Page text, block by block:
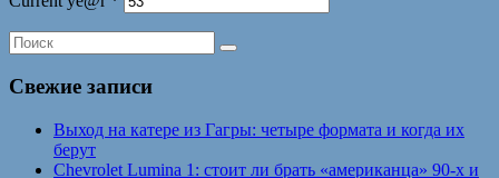
Свежие записи
Выход на катере из Гагры: четыре формата и когда их
берут
Chevrolet Lumina 1: стоит ли брать «американца» 90-х и